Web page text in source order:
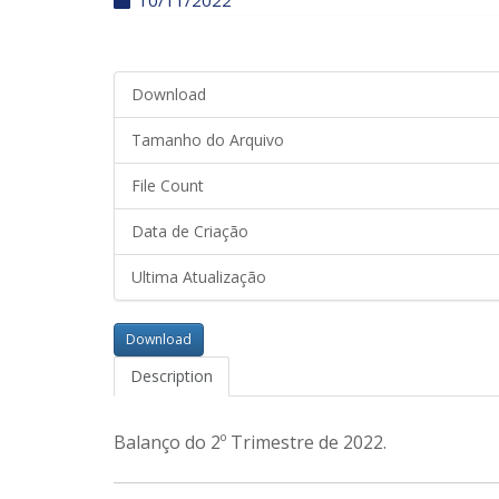
Download
Tamanho do Arquivo
File Count
Data de Criação
Ultima Atualização
Download
Description
Balanço do 2º Trimestre de 2022.